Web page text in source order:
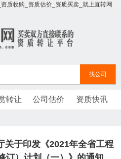
质收购_资质估价_资质买卖_就上直转网
转让 公司估价 资质快讯
关于印发《2021年全省工程